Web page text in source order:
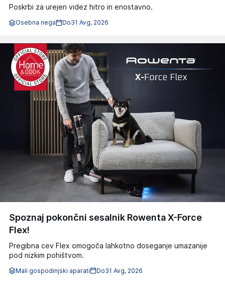
Poskrbi za urejen videz hitro in enostavno.
Osebna nega Do31 Avg, 2026
Spoznaj pokončni sesalnik Rowenta X-Force
Flex!
Pregibna cev Flex omogoča lahkotno doseganje umazanije
pod nizkim pohištvom.
Mali gospodinjski aparati Do31 Avg, 2026